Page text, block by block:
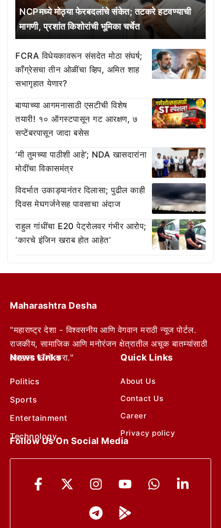
NCPमध्ये मोठ्या फेरबदलांचे संकेत; तटकरे हटवण्याची
मागणी, प्रशांत किशोरांची भूमिका चर्चेत
FCRA विधेयकावरून संसदेत मोठा संघर्ष;
काँग्रेसचा तीन ओळींचा व्हिप, अमित शाह
सभागृहात येणार?
बाप्पाच्या आगमनासाठी एसटीची विशेष
तयारी! १० ऑगस्टपासून गट आरक्षण, ७
सप्टेंबरपासून जादा बसेस
‘मी तुमच्या पाठीशी आहे’; NDA खासदारांना
मोदींचा विकासमंत्र
विदर्भात उकाड्यानंतर दिलासा; पुढील काही
दिवस मेघगर्जनेसह पावसाचा अंदाज
राहुल गांधींचा E20 पेट्रोलवर गंभीर आरोप;
‘कारचे इंजिन खराब होत आहेत’
Maharashtra Desha
"महाराष्ट्र देशा - विश्वसनीय आणि वेगवान मराठी न्यूज पोर्टल.
राजकीय, सामाजिक आणि मनोरंजन क्षेत्रातील अचूक बातम्यांसाठी
आम्हाला फॉलो करा."
News Links
Politics
Sports
Entertainment
Technology
Quick Links
About Us
Contact Us
Career
Privacy policy
Follow Us On Social Media